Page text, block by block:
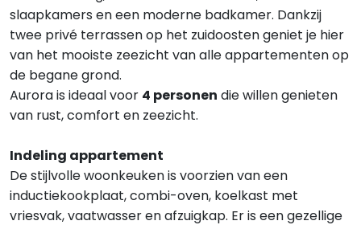
slaapkamers en een moderne badkamer. Dankzij
twee privé terrassen op het zuidoosten geniet je hier
van het mooiste zeezicht van alle appartementen op
de begane grond.
Aurora is ideaal voor 4 personen die willen genieten
van rust, comfort en zeezicht.
Indeling appartement
De stijlvolle woonkeuken is voorzien van een
inductiekookplaat, combi-oven, koelkast met
vriesvak, vaatwasser en afzuigkap. Er is een gezellige